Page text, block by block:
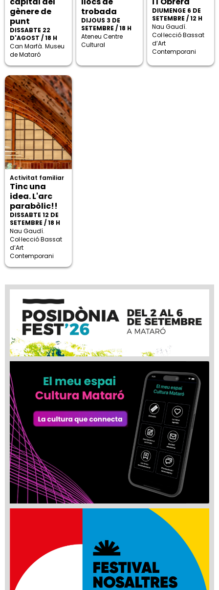
gènere de
punt
DISSABTE 22
D'AGOST / 18 H
Can Marfà. Museu
de Mataró
trobada
DIJOUS 3 DE
SETEMBRE / 18 H
Ateneu Centre
Cultural
DIUMENGE 6 DE
SETEMBRE / 12 H
Nau Gaudí.
Col·lecció Bassat
d’Art
Contemporani
Activitat familiar
Tinc una
idea. L'arc
parabòlic!!
DISSABTE 12 DE
SETEMBRE / 18 H
Nau Gaudí.
Col·lecció Bassat
d’Art
Contemporani